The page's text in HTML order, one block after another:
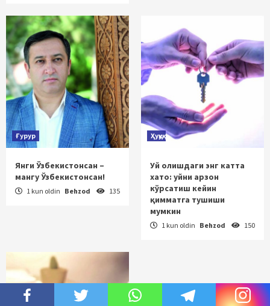
Ғурур
Янги Ўзбекистонсан –
мангу Ўзбекистонсан!
1 kun oldin Behzod 135
Ҳуқуқ
Уй олишдаги энг катта
хато: уйни арзон
кўрсатиш кейин
қимматга тушиши
мумкин
1 kun oldin Behzod 150